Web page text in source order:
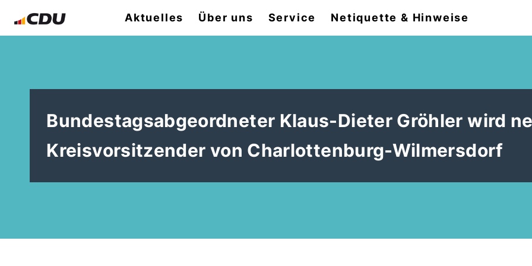
Aktuelles Über uns Service Netiquette & Hinweise
Bundestagsabgeordneter Klaus-Dieter Gröhler wird
Kreisvorsitzender von Charlottenburg-Wilmersdorf